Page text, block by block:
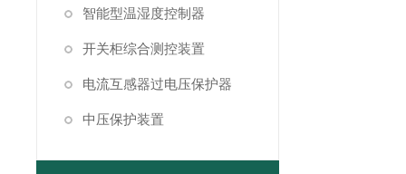
智能型温湿度控制器
开关柜综合测控装置
电流互感器过电压保护器
中压保护装置